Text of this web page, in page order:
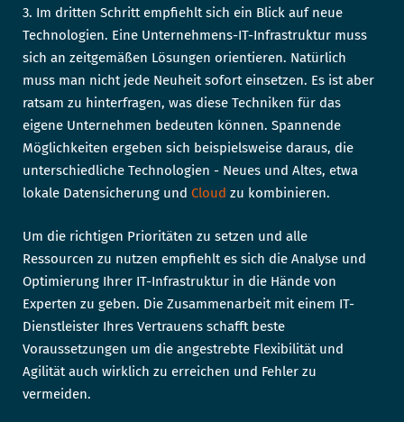
3. Im dritten Schritt empfiehlt sich ein Blick auf neue
Technologien. Eine Unternehmens-IT-Infrastruktur muss
sich an zeitgemäßen Lösungen orientieren. Natürlich
muss man nicht jede Neuheit sofort einsetzen. Es ist aber
ratsam zu hinterfragen, was diese Techniken für das
eigene Unternehmen bedeuten können. Spannende
Möglichkeiten ergeben sich beispielsweise daraus, die
unterschiedliche Technologien - Neues und Altes, etwa
lokale Datensicherung und Cloud zu kombinieren.
Um die richtigen Prioritäten zu setzen und alle
Ressourcen zu nutzen empfiehlt es sich die Analyse und
Optimierung Ihrer IT-Infrastruktur in die Hände von
Experten zu geben. Die Zusammenarbeit mit einem IT-
Dienstleister Ihres Vertrauens schafft beste
Voraussetzungen um die angestrebte Flexibilität und
Agilität auch wirklich zu erreichen und Fehler zu
vermeiden.